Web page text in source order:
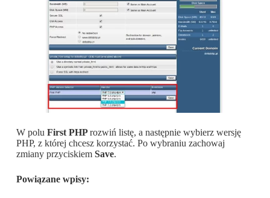
W polu First PHProzwiń listę, a następnie wybierz wersję
PHP, z której chcesz korzystać. Po wybraniu zachowaj
zmiany przyciskiem Save.
Powiązane wpisy: